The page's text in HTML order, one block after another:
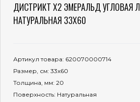
ДИСТРИКТ Х2 ЭМЕРАЛЬД УГЛОВАЯ
НАТУРАЛЬНАЯ 33X60
Артикул товара: 620070000714
Размер, см: 33x60
Толщина, мм: 20
Поверхность: Натуральная